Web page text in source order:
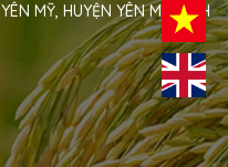
MỸ, HUYỆN YÊN MỸ TỈNH